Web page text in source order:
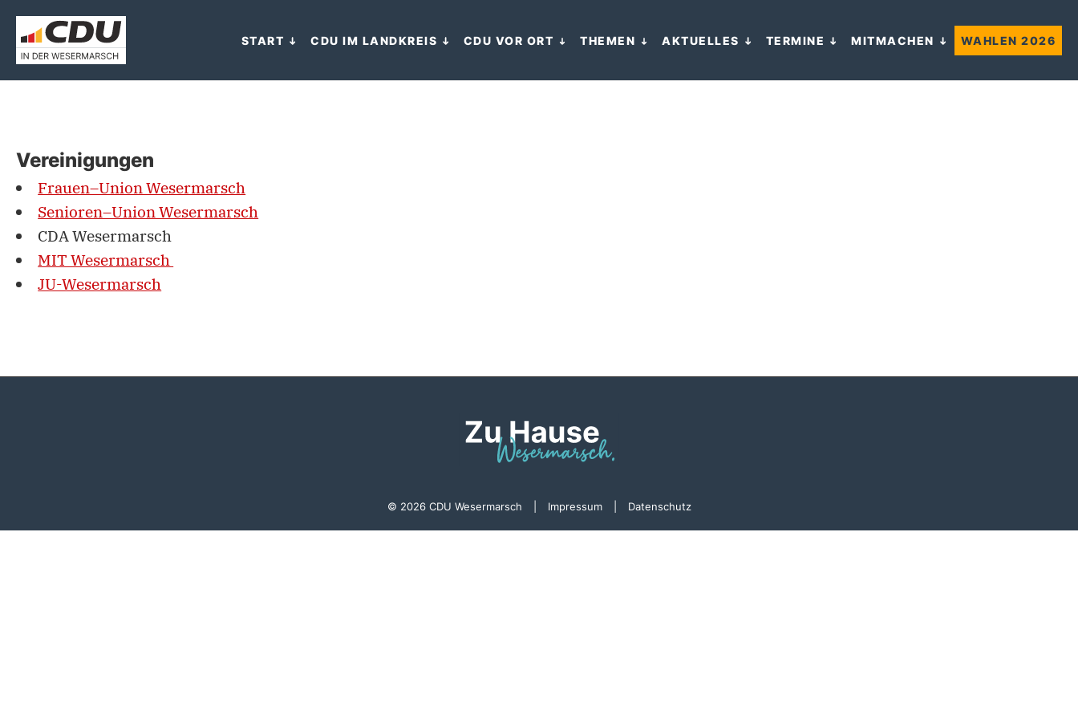
START CDU IM LANDKREIS CDU VOR ORT THEMEN AKTUELLES TERMINE MITMACHEN WAHLEN 2026
Vereinigungen
Frauen–Union Wesermarsch
Senioren–Union Wesermarsch
CDA Wesermarsch
MIT Wesermarsch
JU-Wesermarsch
© 2026 CDU Wesermarsch Impressum Datenschutz